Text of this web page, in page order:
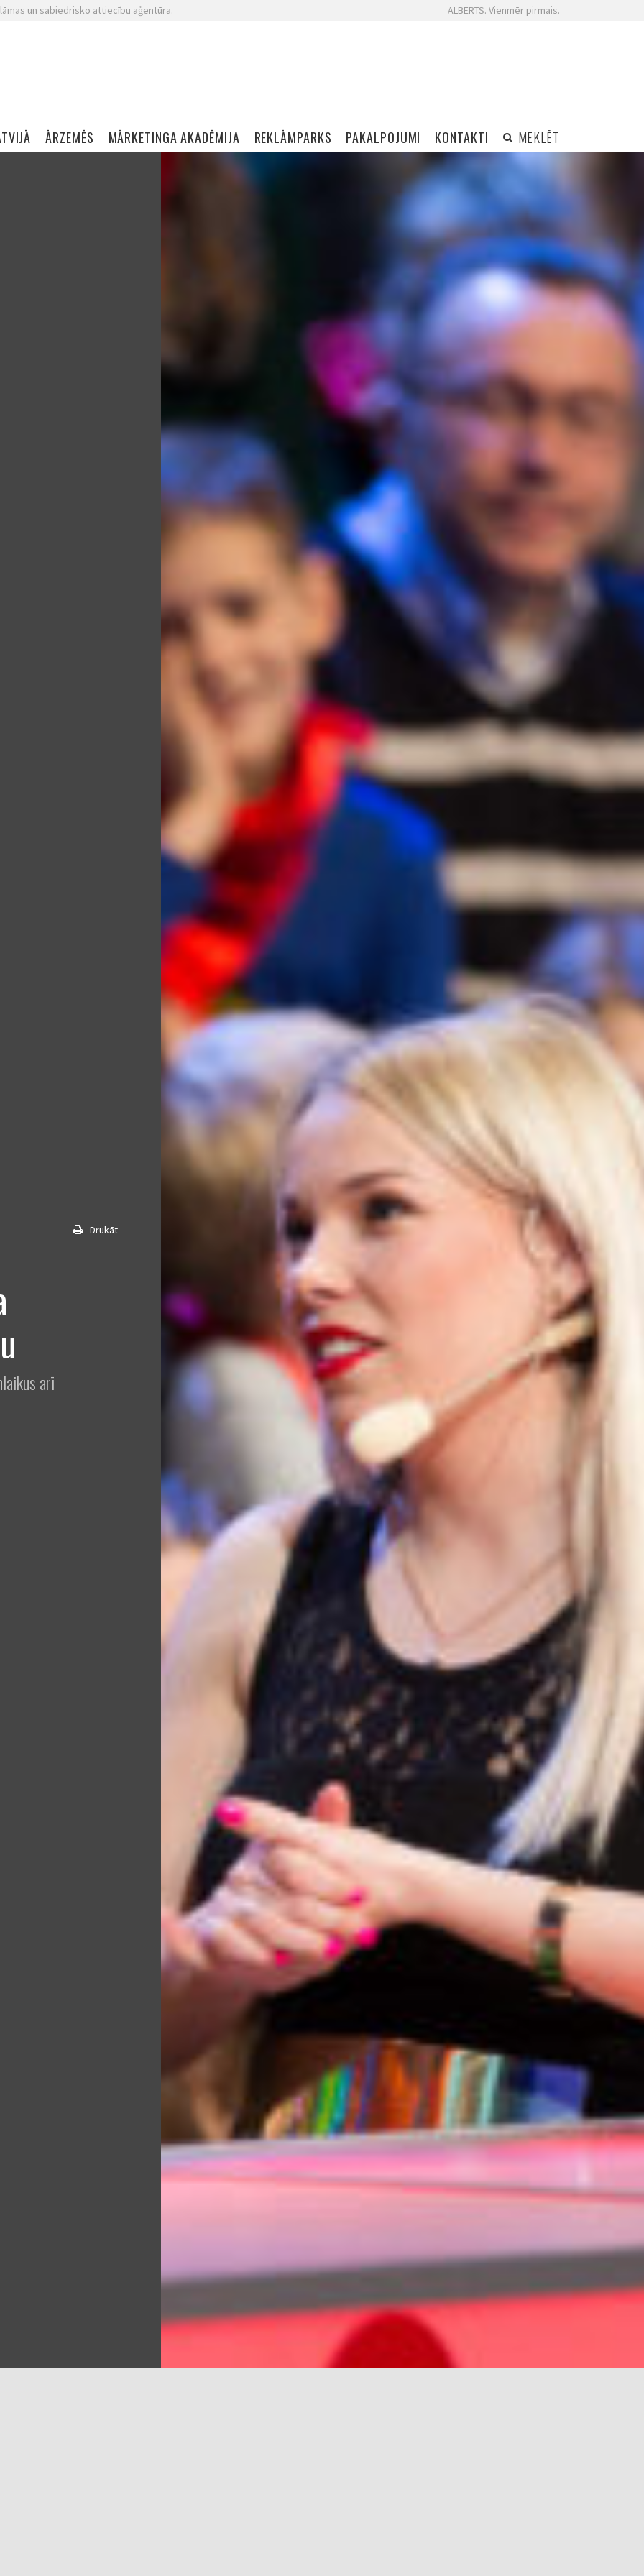
un sabiedrisko attiecību aģentūra. ALBERTS. Vienmēr pirmais.
ĀRZEMĒS MĀRKETINGA AKADĒMIJA REKLĀMPARKS PAKALPOJUMI KONTAKTI MEKLĒT
Drukāt
arī